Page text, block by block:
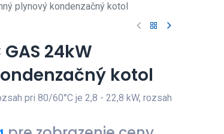
plynový kondenzačný kotol
24kW
kotol
pri 80/60°C je 2,8 - 22,8 kW, rozsah